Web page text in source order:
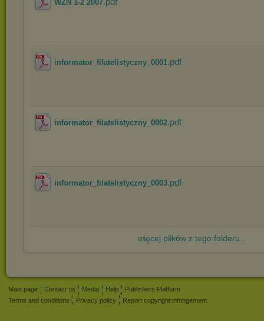
WZN 1-2 2007
informator_filatelistyczny_0001.pdf
informator_filatelistyczny_0002.pdf
informator_filatelistyczny_0003.pdf
więcej plików z tego folderu...
Main page Contact us Media Help
Publishers Platform
Terms and conditions
Privacy policy Report copyright infringement